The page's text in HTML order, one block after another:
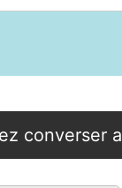
converser